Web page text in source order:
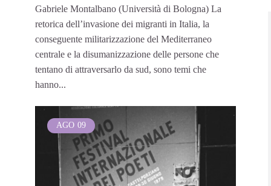
Gabriele Montalbano (Università di Bologna) La
retorica dell’invasione dei migranti in Italia, la
conseguente militarizzazione del Mediterraneo
centrale e la disumanizzazione delle persone che
tentano di attraversarlo da sud, sono temi che
hanno...
AGO 09